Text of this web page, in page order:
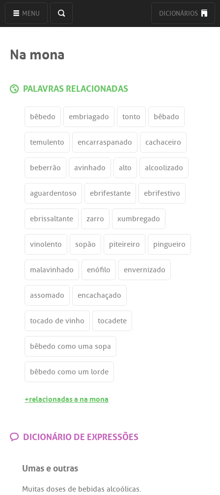
MENU DICIONÁRIOS
Na mona
PALAVRAS RELACIONADAS
bêbedo embriagado tonto bêbado
temulento encarraspanado cachaceiro
beberrão avinhado alto alcoolizado
aguardentoso ebrifestante ebrifestivo
ebrissaltante zarro xumbregado
vinolento sopão piteireiro pingueiro
malavinhado enófilo envernizado
assomado encachaçado
tocado de vinho tocadete
bêbedo como uma sopa
bêbedo como um lorde
+relacionadas a na mona
DICIONÁRIO DE EXPRESSÕES
Umas e outras
Muitas doses de bebidas alcoólicas.